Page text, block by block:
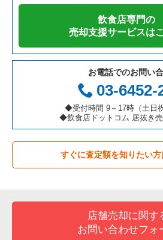
飲食店専門の
売却支援サービスは
お電話でのお問い
03-6452-
◆受付時間 9～17時（土日
◆飲食店ドットコム 居抜き
すぐに査定額を知りたい方
店舗売却に関す
お問い合わせフォ